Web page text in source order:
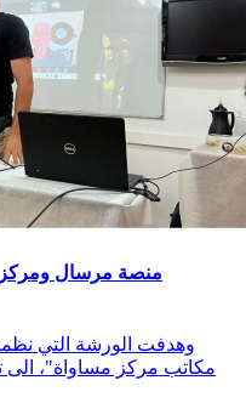
منصة مرسال
وهدفت الورشة التي
مكاتب مركز مساواة"، الى